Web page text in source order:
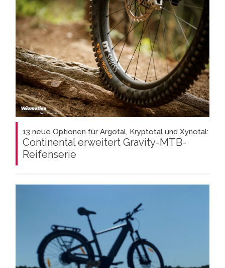
13 neue Optionen für Argotal, Kryptotal und Xynotal:
Continental erweitert Gravity-MTB-
Reifenserie